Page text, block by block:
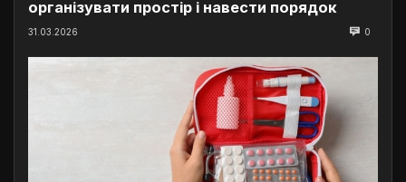
організувати простір і навести порядок
31.03.2026 0